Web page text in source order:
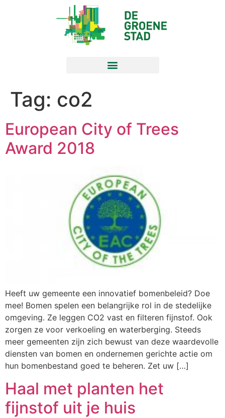
Tag: co2
European City of Trees
Award 2018
Heeft uw gemeente een innovatief bomenbeleid? Doe
mee! Bomen spelen een belangrijke rol in de stedelijke
omgeving. Ze leggen CO2 vast en filteren fijnstof. Ook
zorgen ze voor verkoeling en waterberging. Steeds
meer gemeenten zijn zich bewust van deze waardevolle
diensten van bomen en ondernemen gerichte actie om
hun bomenbestand goed te beheren. Zet uw […]
Haal met planten het
fijnstof uit je huis